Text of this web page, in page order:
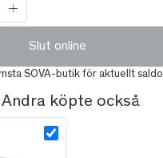
Slut online
SOVA-butik för aktuellt saldo
Andra köpte också